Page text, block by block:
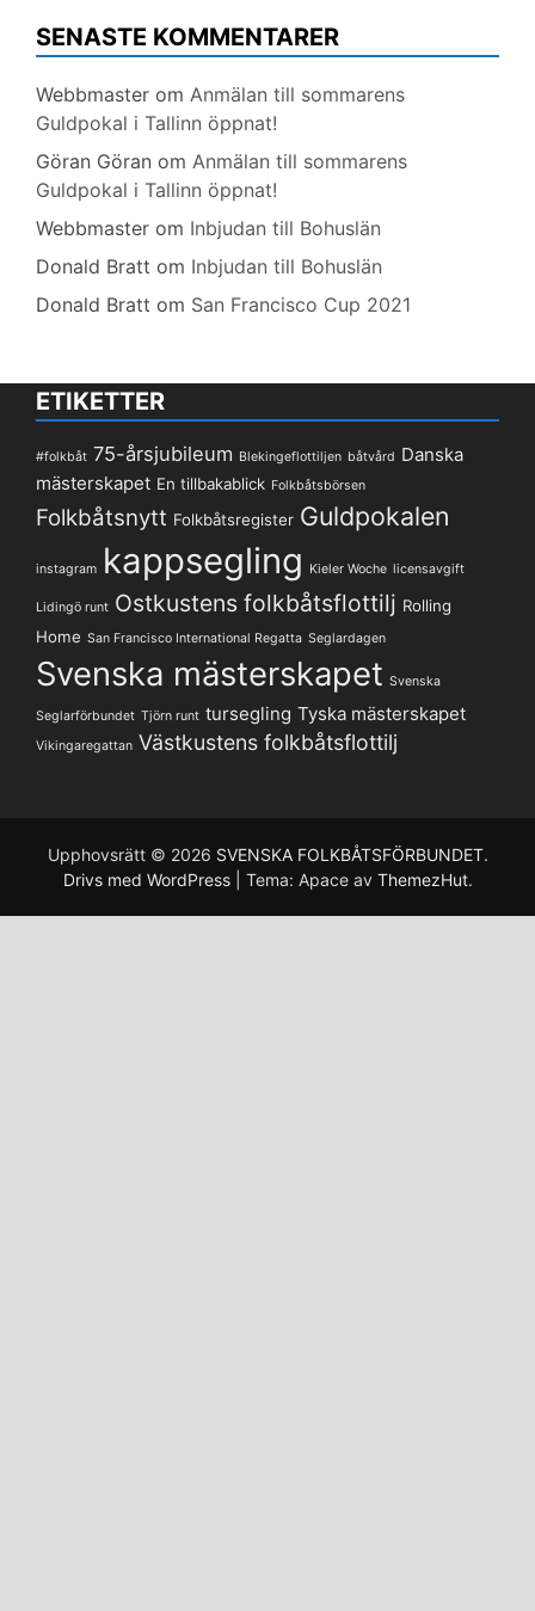
SENASTE KOMMENTARER
Webbmaster om Anmälan till sommarens
Guldpokal i Tallinn öppnat!
Göran Göran om Anmälan till sommarens
Guldpokal i Tallinn öppnat!
Webbmaster om Inbjudan till Bohuslän
Donald Bratt om Inbjudan till Bohuslän
Donald Bratt om San Francisco Cup 2021
ETIKETTER
#folkbåt 75-årsjubileum Blekingeflottiljen båtvård Danska
mästerskapet En tillbakablick Folkbåtsbörsen
Folkbåtsnytt Folkbåtsregister Guldpokalen
instagram kappsegling Kieler Woche licensavgift
Lidingö runt Ostkustens folkbåtsflottilj Rolling
Home San Francisco International Regatta Seglardagen
Svenska mästerskapet Svenska
Seglarförbundet Tjörn runt tursegling Tyska mästerskapet
Vikingaregattan Västkustens folkbåtsflottilj
Upphovsrätt © 2026 SVENSKA FOLKBÅTSFÖRBUNDET.
Drivs med WordPress
Tema: Apace av ThemezHut.